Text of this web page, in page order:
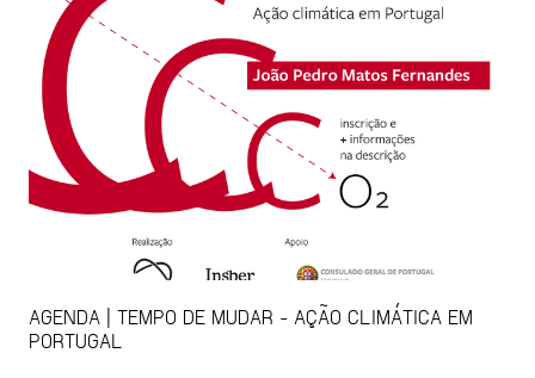
AGENDA | TEMPO DE MUDAR - AÇÃO CLIMÁTICA EM
PORTUGAL